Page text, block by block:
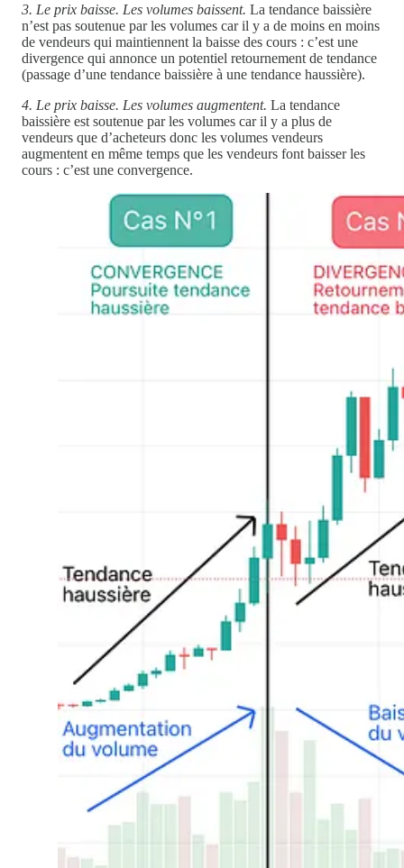
3. Le prix baisse. Les volumes baissent. La tendance baissière
n’est pas soutenue par les volumes car il y a de moins en moins
de vendeurs qui maintiennent la baisse des cours : c’est une
divergence qui annonce un potentiel retournement de tendance
(passage d’une tendance baissière à une tendance haussière).
4. Le prix baisse. Les volumes augmentent. La tendance
baissière est soutenue par les volumes car il y a plus de
vendeurs que d’acheteurs donc les volumes vendeurs
augmentent en même temps que les vendeurs font baisser les
cours : c’est une convergence.